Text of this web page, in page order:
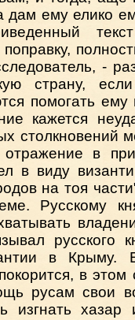
дам ему елико
-
страну,
помогать ему
кажется
столкновений
в
в виду
на тоя
Русскому
русского
в Крыму.
в
русам свои
изгнать